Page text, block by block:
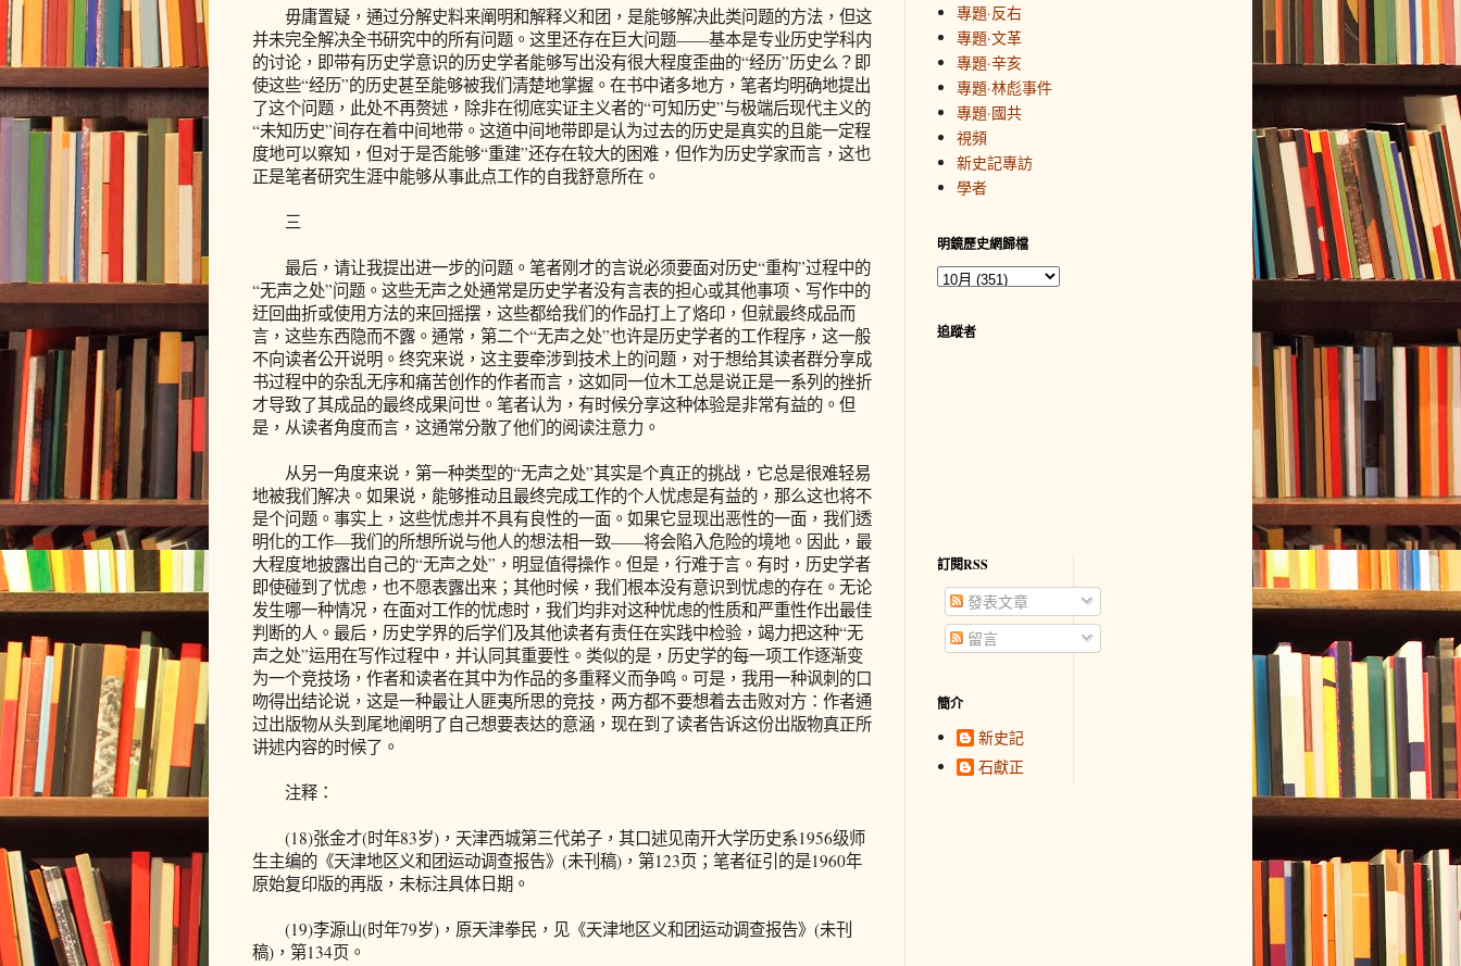
毋庸置疑，通过分解史料来阐明和解释义和团，是能够解决此类问题的方法，但这
并未完全解决全书研究中的所有问题。这里还存在巨大问题——基本是专业历史学科内
的讨论，即带有历史学意识的历史学者能够写出没有很大程度歪曲的“经历”历史么？即
使这些“经历”的历史甚至能够被我们清楚地掌握。在书中诸多地方，笔者均明确地提出
了这个问题，此处不再赘述，除非在彻底实证主义者的“可知历史”与极端后现代主义的
“未知历史”间存在着中间地带。这道中间地带即是认为过去的历史是真实的且能一定程
度地可以察知，但对于是否能够“重建”还存在较大的困难，但作为历史学家而言，这也
正是笔者研究生涯中能够从事此点工作的自我舒意所在。
三
最后，请让我提出进一步的问题。笔者刚才的言说必须要面对历史“重构”过程中的
“无声之处”问题。这些无声之处通常是历史学者没有言表的担心或其他事项、写作中的
迂回曲折或使用方法的来回摇摆，这些都给我们的作品打上了烙印，但就最终成品而
言，这些东西隐而不露。通常，第二个“无声之处”也许是历史学者的工作程序，这一般
不向读者公开说明。终究来说，这主要牵涉到技术上的问题，对于想给其读者群分享成
书过程中的杂乱无序和痛苦创作的作者而言，这如同一位木工总是说正是一系列的挫折
才导致了其成品的最终成果问世。笔者认为，有时候分享这种体验是非常有益的。但
是，从读者角度而言，这通常分散了他们的阅读注意力。
从另一角度来说，第一种类型的“无声之处”其实是个真正的挑战，它总是很难轻易
地被我们解决。如果说，能够推动且最终完成工作的个人忧虑是有益的，那么这也将不
是个问题。事实上，这些忧虑并不具有良性的一面。如果它显现出恶性的一面，我们透
明化的工作—我们的所想所说与他人的想法相一致——将会陷入危险的境地。因此，最
大程度地披露出自己的“无声之处”，明显值得操作。但是，行难于言。有时，历史学者
即使碰到了忧虑，也不愿表露出来；其他时候，我们根本没有意识到忧虑的存在。无论
发生哪一种情况，在面对工作的忧虑时，我们均非对这种忧虑的性质和严重性作出最佳
判断的人。最后，历史学界的后学们及其他读者有责任在实践中检验，竭力把这种“无
声之处”运用在写作过程中，并认同其重要性。类似的是，历史学的每一项工作逐渐变
为一个竞技场，作者和读者在其中为作品的多重释义而争鸣。可是，我用一种讽刺的口
吻得出结论说，这是一种最让人匪夷所思的竞技，两方都不要想着去击败对方：作者通
过出版物从头到尾地阐明了自己想要表达的意涵，现在到了读者告诉这份出版物真正所
讲述内容的时候了。
注释：
(18)张金才(时年83岁)，天津西城第三代弟子，其口述见南开大学历史系1956级师
生主编的《天津地区义和团运动调查报告》(未刊稿)，第123页；笔者征引的是1960年
原始复印版的再版，未标注具体日期。
(19)李源山(时年79岁)，原天津拳民，见《天津地区义和团运动调查报告》(未刊
稿)，第134页。
專題·反右
專題·文革
專題·辛亥
專題·林彪事件
專題·國共
視頻
新史記專訪
學者
明鏡歷史網歸檔
追蹤者
訂閱RSS
發表文章
留言
簡介
新史記
石獻正